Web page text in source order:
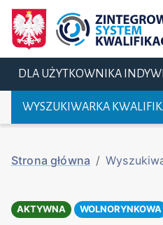
DLA UŻYTKOWNIKA
WYSZUKIWARKA